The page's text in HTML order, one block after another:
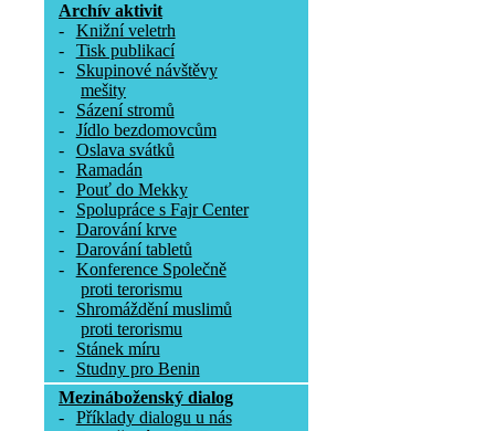
Archív aktivit
-
Knižní veletrh
-
Tisk publikací
-
Skupinové návštěvy
mešity
-
Sázení stromů
-
Jídlo bezdomovcům
-
Oslava svátků
-
Ramadán
-
Pouť do Mekky
-
Spolupráce s Fajr Center
-
Darování krve
-
Darování tabletů
-
Konference Společně
proti terorismu
-
Shromáždění muslimů
proti terorismu
-
Stánek míru
-
Studny pro Benin
Mezináboženský dialog
-
Příklady dialogu u nás